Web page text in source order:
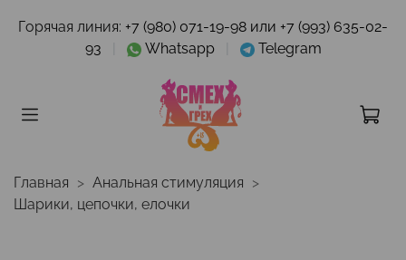
Горячая линия: +7 (980) 071-19-98 или +7 (993) 635-02-
93
Whatsapp Telegram
Главная
Анальная стимуляция
Шарики, цепочки, елочки